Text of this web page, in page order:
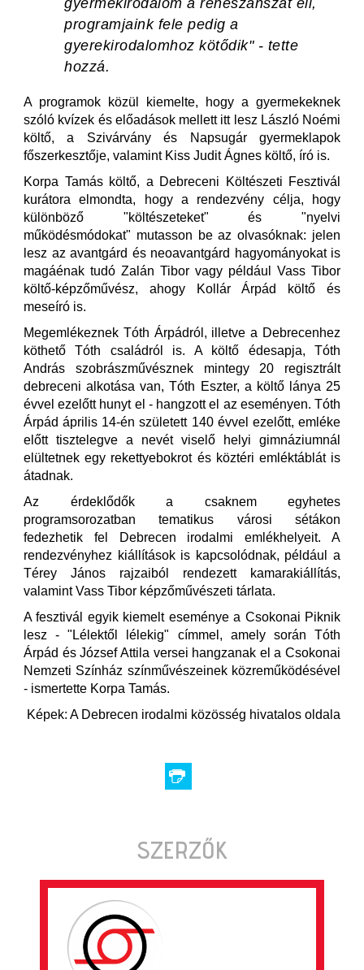
programjaink fele pedig a
gyerekirodalomhoz kötődik" - tette
hozzá.
A programok közül kiemelte, hogy a gyermekeknek
szóló kvízek és előadások mellett itt lesz László Noémi
költő, a Szivárvány és Napsugár gyermeklapok
főszerkesztője, valamint Kiss Judit Ágnes költő, író is.
Korpa Tamás költő, a Debreceni Költészeti Fesztivál
kurátora elmondta, hogy a rendezvény célja, hogy
különböző "költészeteket" és "nyelvi
működésmódokat" mutasson be az olvasóknak: jelen
lesz az avantgárd és neoavantgárd hagyományokat is
magáénak tudó Zalán Tibor vagy például Vass Tibor
költő-képzőművész, ahogy Kollár Árpád költő és
meseíró is.
Megemlékeznek Tóth Árpádról, illetve a Debrecenhez
köthető Tóth családról is. A költő édesapja, Tóth
András szobrászművésznek mintegy 20 regisztrált
debreceni alkotása van, Tóth Eszter, a költő lánya 25
évvel ezelőtt hunyt el - hangzott el az eseményen. Tóth
Árpád április 14-én született 140 évvel ezelőtt, emléke
előtt tisztelegve a nevét viselő helyi gimnáziumnál
elültetnek egy rekettyebokrot és köztéri emléktáblát is
átadnak.
Az érdeklődők a csaknem egyhetes
programsorozatban tematikus városi sétákon
fedezhetik fel Debrecen irodalmi emlékhelyeit. A
rendezvényhez kiállítások is kapcsolódnak, például a
Térey János rajzaiból rendezett kamarakiállítás,
valamint Vass Tibor képzőművészeti tárlata.
A fesztivál egyik kiemelt eseménye a Csokonai Piknik
lesz - "Lélektől lélekig" címmel, amely során Tóth
Árpád és József Attila versei hangzanak el a Csokonai
Nemzeti Színház színművészeinek közreműködésével
- ismertette Korpa Tamás.
Képek: A Debrecen irodalmi közösség hivatalos oldala
SZERZŐK